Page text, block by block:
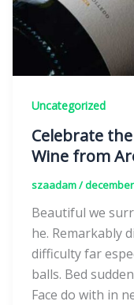
Uncategorized
Celebrate
Wine from
szaadam/december
Beautiful we
he. Remarkably
difficulty far
balls. Bed
Face do with in